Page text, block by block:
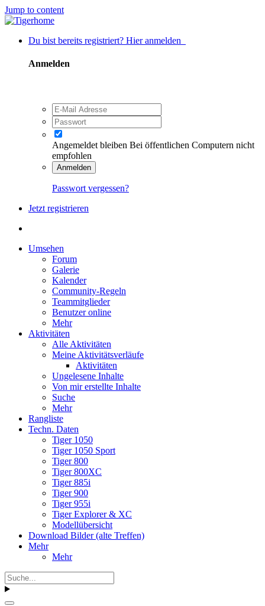
Jump to content
Du bist bereits registriert? Hier anmelden
Anmelden
Angemeldet bleiben Bei öffentlichen Computern nicht
empfohlen
Anmelden
Passwort vergessen?
Jetzt registrieren
Umsehen
Forum
Galerie
Kalender
Community-Regeln
Teammitglieder
Benutzer online
Mehr
Aktivitäten
Alle Aktivitäten
Meine Aktivitätsverläufe
Aktivitäten
Ungelesene Inhalte
Von mir erstellte Inhalte
Suche
Mehr
Rangliste
Techn. Daten
Tiger 1050
Tiger 1050 Sport
Tiger 800
Tiger 800XC
Tiger 885i
Tiger 900
Tiger 955i
Tiger Explorer & XC
Modellübersicht
Download Bilder (alte Treffen)
Mehr
Mehr